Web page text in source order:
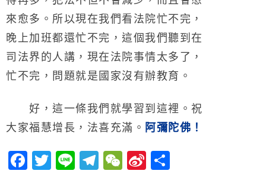
來愈多。所以現在我們看法院忙不完，
晚上加班都還忙不完，這個我們聽到在
司法界的人講，現在法院事情太多了，
忙不完，問題就是國家沒有辦教育。
好，這一條我們就學習到這裡。祝
大家福慧增長，法喜充滿。 阿彌陀佛！
Facebook
Twitter
LineTelegram
WeChat
Sina